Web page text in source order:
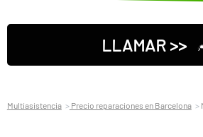
LLAMAR >>
Multiasistencia Precio reparaciones en Barcelona